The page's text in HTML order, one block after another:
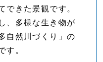
できた景観です。
、多様な生き物が
自然川づくり」の
す。